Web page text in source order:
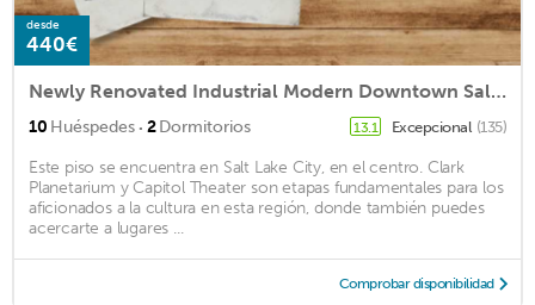
desde
440€
Newly Renovated Industrial Modern Downtown Salt Lake City Loft
10 Huéspedes · 2Dormitorios 13.1 Excepcional (135)
Este piso se encuentra en Salt Lake City, en el centro. Clark
Planetarium y Capitol Theater son etapas fundamentales para los
aficionados a la cultura en esta región, donde también puedes
acercarte a lugares ...
Comprobar disponibilidad